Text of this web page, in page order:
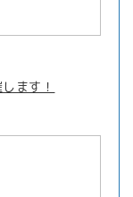
ます！